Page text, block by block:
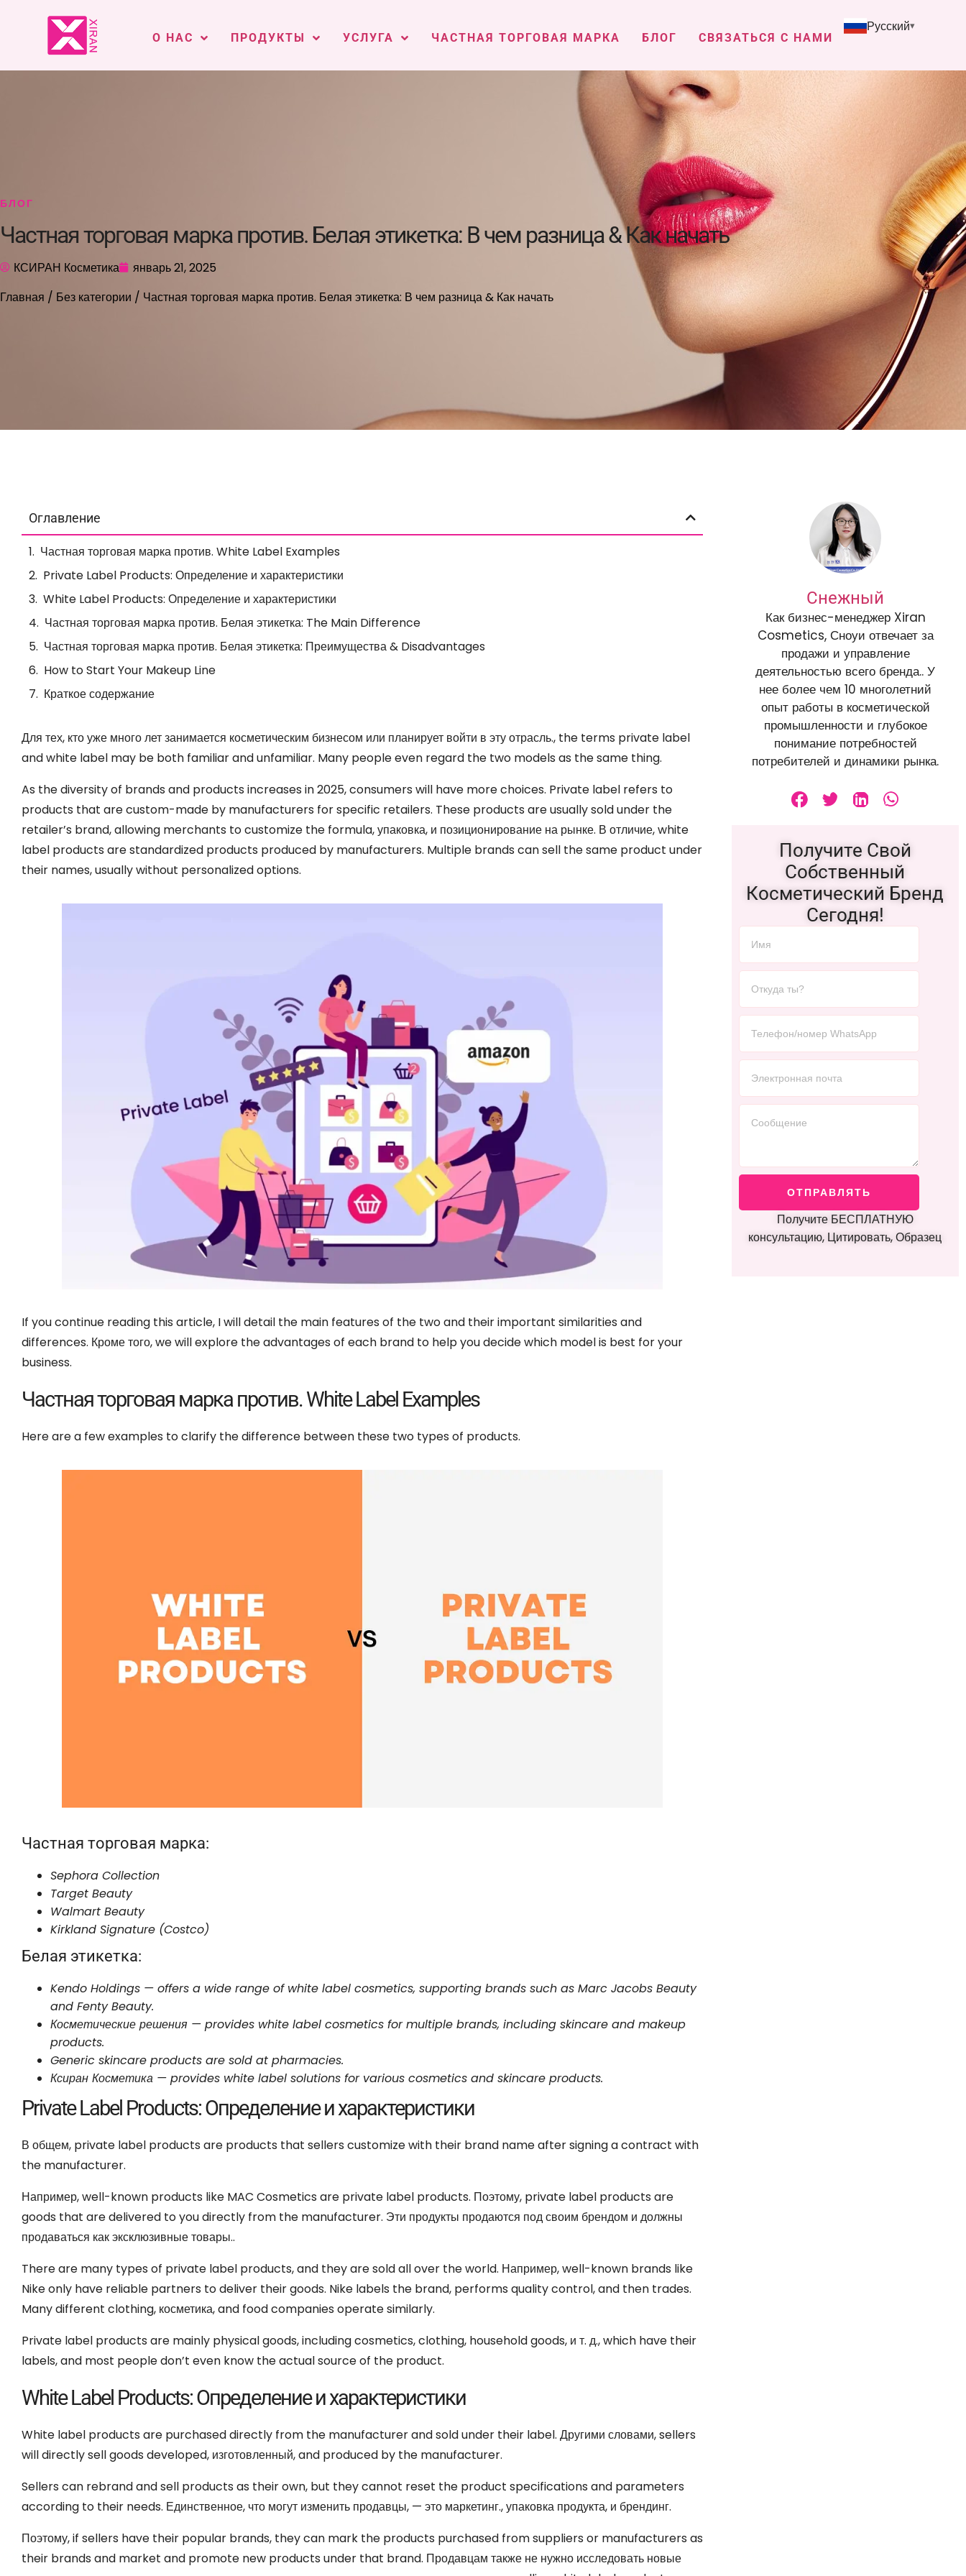
О НАС ПРОДУКТЫ УСЛУГА ЧАСТНАЯ ТОРГОВАЯ МАРКА БЛОГ СВЯЗАТЬСЯ С НАМИ
Русский
БЛОГ
Частная торговая марка против. Белая этикетка: В чем разница & Как начать
КСИРАН Косметика
январь 21, 2025
Главная / Без категории / Частная торговая марка против. Белая этикетка: В чем разница & Как начать
Оглавление
Частная торговая марка против. White Label Examples
Private Label Products: Определение и характеристики
White Label Products: Определение и характеристики
Частная торговая марка против. Белая этикетка: The Main Difference
Частная торговая марка против. Белая этикетка: Преимущества & Disadvantages
How to Start Your Makeup Line
Краткое содержание
Для тех, кто уже много лет занимается косметическим бизнесом или планирует войти в эту отрасль., the terms private label
and white label may be both familiar and unfamiliar. Many people even regard the two models as the same thing.
As the diversity of brands and products increases in2025,consumers will have more choices. Private label refers to
products that are custom-made by manufacturers for specific retailers. These products are usually sold under the
retailer’s brand,allowing merchants to customize the formula, упаковка, и позиционирование на рынке. В отличие,white
label products are standardized products produced by manufacturers. Multiple brands can sell the same product under
their names,usually without personalized options.
If you continue reading this article, I will detail the main features of the two and their important similarities and
differences. Кроме того,we will explore the advantages of each brand to help you decide which model is best for your
business.
Частная торговая марка против.White Label Examples
Here are a few examples to clarify the difference between these two types of products.
Частная торговая марка:
Sephora Collection
Target Beauty
Walmart Beauty
Kirkland Signature (Costco)
Белая этикетка:
Kendo Holdings — offers a wide range of white label cosmetics, supporting brands such as Marc Jacobs Beauty
and Fenty Beauty.
Косметические решения — provides white label cosmetics for multiple brands, including skincare and makeup
products.
Generic skincare products are sold at pharmacies.
Ксиран Косметика — provides white label solutions for various cosmetics and skincare products.
Private Label Products: Определение и характеристики
В общем, private label products are products that sellers customize with their brand name after signing a contract with
the manufacturer.
Например,well-known products like MAC Cosmetics are private label products. Поэтому, private label products are
goods that are delivered to you directly from the manufacturer. Эти продукты продаются под своим брендом и должны
продаваться как эксклюзивные товары..
There are many types of private label products,and they are sold all over the world. Например,well-known brands like
Nike only have reliable partners to deliver their goods. Nike labels the brand, performs quality control,and then trades.
Many different clothing, косметика,and food companies operate similarly.
Private label products are mainly physical goods,including cosmetics,clothing, household goods, и т. д.,which have their
labels,and most people don’t even know the actual source of the product.
White Label Products: Определение и характеристики
White label products are purchased directly from the manufacturer and sold under their label. Другими словами,sellers
will directly sell goods developed, изготовленный,and produced by the manufacturer.
Sellers can rebrand and sell products as their own, but they cannot reset the product specifications and parameters
according to their needs. Единственное, что могут изменить продавцы, — это маркетинг., упаковка продукта, и брендинг.
Поэтому,if sellers have their popular brands, they can mark the products purchased from suppliers or manufacturers as
their brands and market and promote new products under that brand. Продавцам также не нужно исследовать новые
Снежный
Как бизнес-менеджер Xiran
Cosmetics, Сноуи отвечает за
продажи и управление
деятельностью всего бренда.. У
нее более чем 10 многолетний
опыт работы в косметической
промышленности и глубокое
понимание потребностей
потребителей и динамики рынка.
Получите Свой
Собственный
Косметический Бренд
Сегодня!
ОТПРАВЛЯТЬ
Получите БЕСПЛАТНУЮ
консультацию, Цитировать, Образец